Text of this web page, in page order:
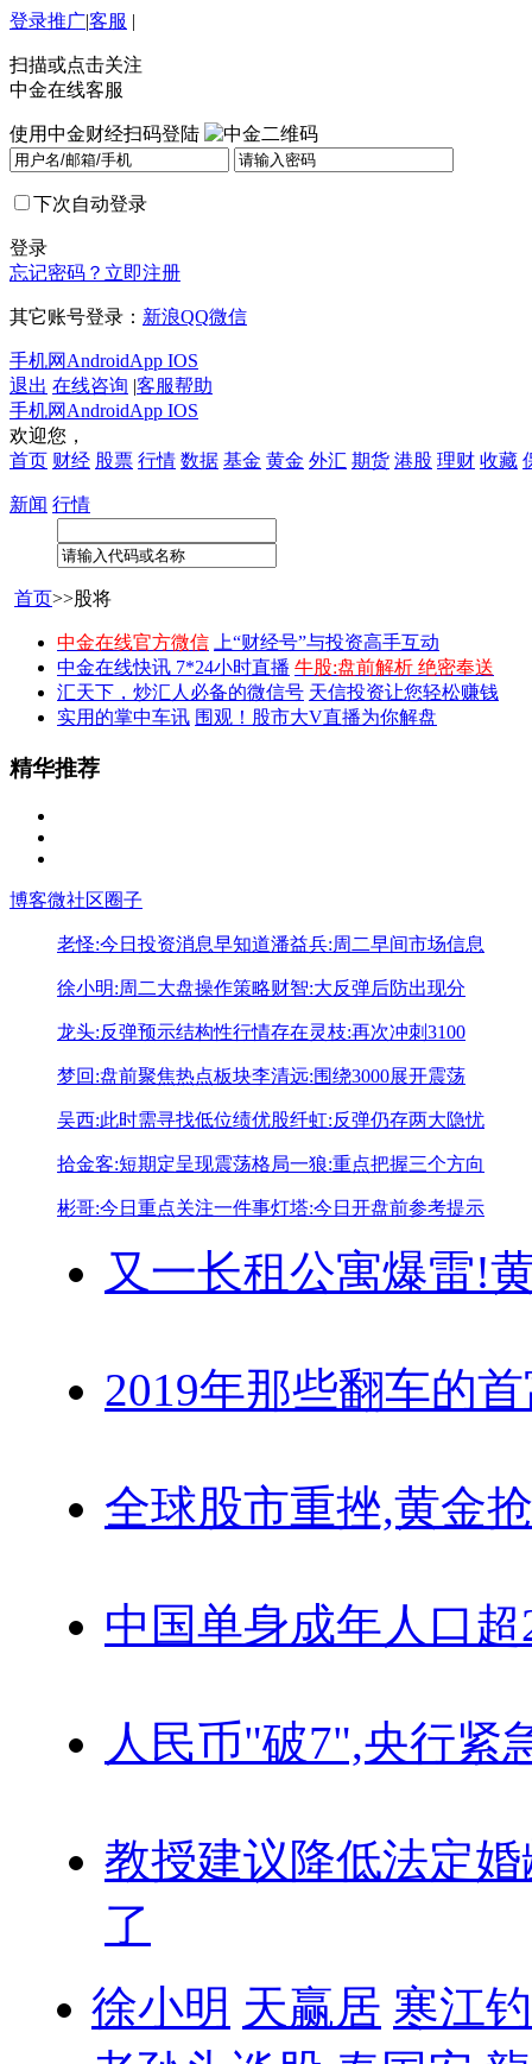
登录推广|客服 |
扫描或点击关注
中金在线客服
使用中金财经扫码登陆
下次自动登录
登录
忘记密码？ 立即注册
其它账号登录： 新浪QQ微信
手机网 AndroidApp IOS
退出 在线咨询 |客服帮助
手机网 AndroidApp IOS
欢迎您，
首页 财经 股票 行情 数据 基金 黄金 外汇 期货 港股 理财 收藏
新闻 行情
首页>>股将
中金在线官方微信
上“财经号”与投资高手互动
中金在线快讯 7*24小时直播 牛股:盘前解析 绝密奉送
汇天下，炒汇人必备的微信号 天信投资让您轻松赚钱
实用的掌中车讯 围观！股市大V直播为你解盘
精华推荐
博客微社区圈子
老怪:今日投资消息早知道潘益兵:周二早间市场信息
徐小明:周二大盘操作策略财智:大反弹后防出现分
龙头:反弹预示结构性行情存在灵枝:再次冲刺3100
梦回:盘前聚焦热点板块李清远:围绕3000展开震荡
吴西:此时需寻找低位绩优股纤虹:反弹仍存两大隐忧
拾金客:短期定呈现震荡格局一狼:重点把握三个方向
彬哥:今日重点关注一件事灯塔:今日开盘前参考提示
又一长租公寓爆雷!
2019年那些翻车的
全球股市重挫,黄金
中国单身成年人口超
人民币"破7",央行紧
教授建议降低法定婚
了
徐小明 天赢居 寒江